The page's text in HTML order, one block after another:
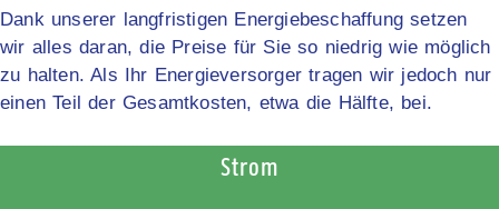
Dank unserer langfristigen Energiebeschaffung setzen
wir alles daran, die Preise für Sie so niedrig wie möglich
zu halten. Als Ihr Energieversorger tragen wir jedoch nur
einen Teil der Gesamtkosten, etwa die Hälfte, bei.
Strom